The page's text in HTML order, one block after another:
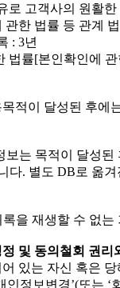
로 고객사의 원활
한 법률 등 관계
: 3년
법률[본인확인에
적이 달성된 후
는 목적이 달성
다. 별도 DB로 옮
을 재생할 수 없
및 동의철회 권리
있는 자신 혹은
인정보변경’(또는